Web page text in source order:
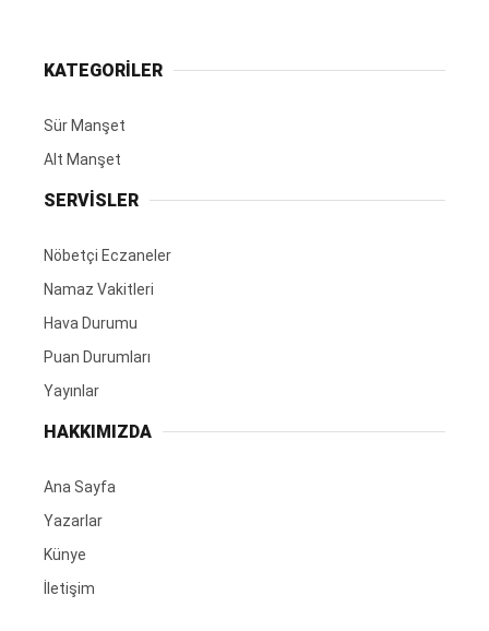
KATEGORİLER
Sür Manşet
Alt Manşet
SERVİSLER
Nöbetçi Eczaneler
Namaz Vakitleri
Hava Durumu
Puan Durumları
Yayınlar
HAKKIMIZDA
Ana Sayfa
Yazarlar
Künye
İletişim